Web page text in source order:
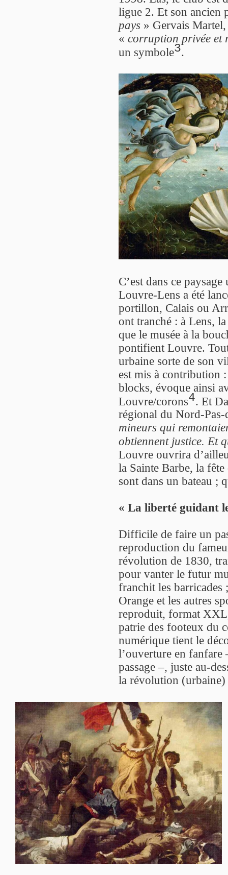
ligue 2. Et son ancien
pays » Gervais
« corruption privée et
un symbole3.
C’est dans ce
Louvre-Lens a été
portillon, Calais ou
ont tranché : à Lens,
que le musée à la
pontifient Louvre.
urbaine sorte de son
est mis à contribution
blocks, évoque ainsi
Louvre/corons4. Et
régional du Nord-
mineurs qui
obtiennent justice. Et
Louvre ouvrira
la Sainte Barbe, la
sont dans un bateau ;
« La liberté guidant
Difficile de faire un
reproduction du
révolution de 1830,
pour vanter le futur
franchit les barricades
Orange et les autres
reproduit, format
patrie des footeux du
numérique tient le
l’ouverture en
passage –, juste au-
la révolution (urbaine)